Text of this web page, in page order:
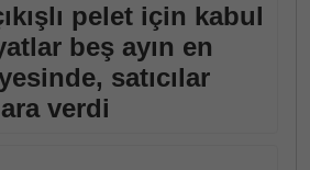
pelet için kabul
beş ayın en
satıcılar
verdi